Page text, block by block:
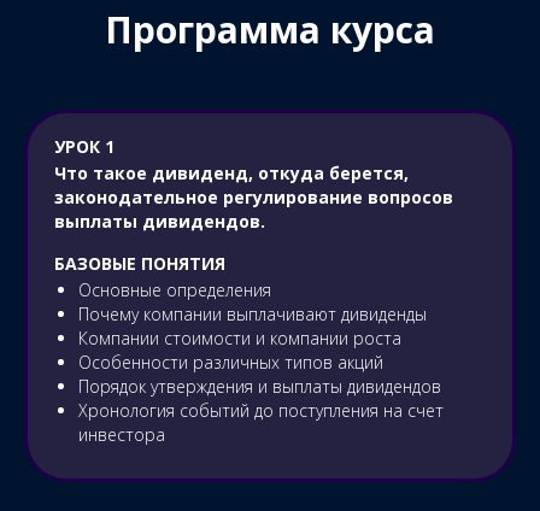
Программа курса
УРОК 1
Что такое дивиденд, откуда берется,
законодательное регулирование вопросов
выплаты дивидендов.
БАЗОВЫЕ ПОНЯТИЯ
Основные определения
Почему компании выплачивают дивиденды
Компании стоимости и компании роста
Особенности различных типов акций
Порядок утверждения и выплаты дивидендов
Хронология событий до поступления на счет
инвестора